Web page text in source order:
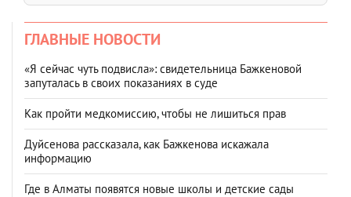
ГЛАВНЫЕ НОВОСТИ
«Я сейчас чуть подвисла»: свидетельница Бажкеновой
запуталась в своих показаниях в суде
Как пройти медкомиссию, чтобы не лишиться прав
Дуйсенова рассказала, как Бажкенова искажала
информацию
Где в Алматы появятся новые школы и детские сады